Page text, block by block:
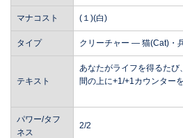
マナコスト (１)(白)
タイプ クリーチャー ― 猫(Cat)・
テキスト
あなたがライフを得るた
間の上に+1/+1カウンター
パワー/タフ
ネス
2/2